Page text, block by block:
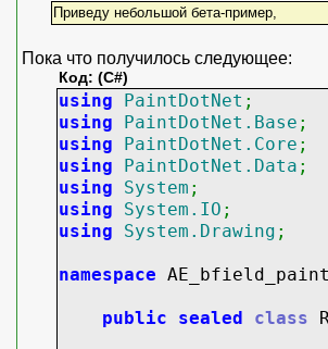
Приведу небольшой бета-пример,
Пока что получилось следующее:
Код: (C#)
using PaintDotNet ;
using
PaintDotNet.Base ;
using
PaintDotNet.Core ;
using
PaintDotNet.Data ;
using
System ;
using
System.IO ;
using
System.Drawing ;
namespace
public sealed class